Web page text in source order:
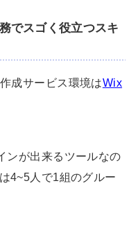
でスゴく役立つスキ
成サービス環境はWix
ンが出来るツールなの
4~5人で1組のグルー